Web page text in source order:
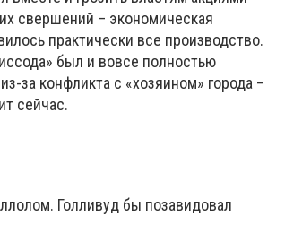
свершений – экономическая
практически все производство.
был и вовсе полностью
за конфликта с «хозяином» города –
сейчас.
Голливуд бы позавидовал